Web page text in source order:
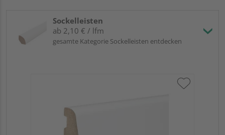
Sockelleisten
ab 2,10 € / lfm
gesamte Kategorie Sockelleisten entdecken